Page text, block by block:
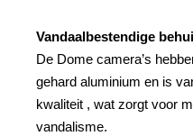
Vandaalbestendige
De Dome camera’s
gehard aluminium en is
kwaliteit , wat zorgt voor
vandalisme.